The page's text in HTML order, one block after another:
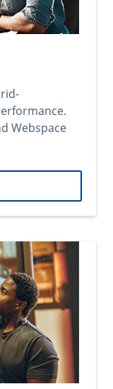
Webspace